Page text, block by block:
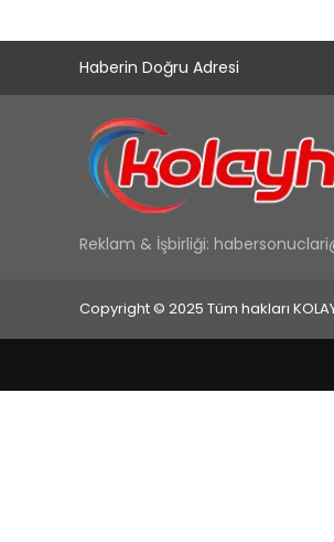
Haberin Doğru Adresi
Reklam & İşbirliği:
Copyright © 2025 Tüm hakları